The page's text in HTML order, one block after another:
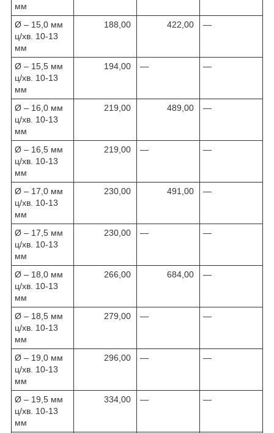
мм
Ø – 15,0 мм
ц/хв. 10-13
мм
188,00 422,00 —
Ø – 15,5 мм
ц/хв. 10-13
мм
194,00 — —
Ø – 16,0 мм
ц/хв. 10-13
мм
219,00 489,00 —
Ø – 16,5 мм
ц/хв. 10-13
мм
219,00 — —
Ø – 17,0 мм
ц/хв. 10-13
мм
230,00 491,00 —
Ø – 17,5 мм
ц/хв. 10-13
мм
230,00 — —
Ø – 18,0 мм
ц/хв. 10-13
мм
266,00 684,00 —
Ø – 18,5 мм
ц/хв. 10-13
мм
279,00 — —
Ø – 19,0 мм
ц/хв. 10-13
мм
296,00 — —
Ø – 19,5 мм
ц/хв. 10-13
мм
334,00 — —